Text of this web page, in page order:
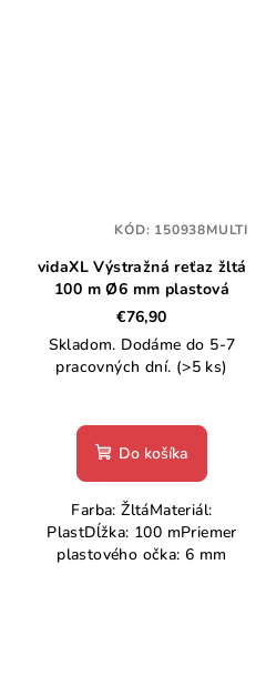
vidaXL Výstražná reťaz žltá
100 m Ø6 mm plastová
€76,90
Skladom. Dodáme do 5-7
pracovných dní. (>5 ks)
Do košíka
Farba: ŽltáMateriál:
PlastDĺžka: 100 mPriemer
plastového očka: 6 mm
KÓD: 150938MULTI